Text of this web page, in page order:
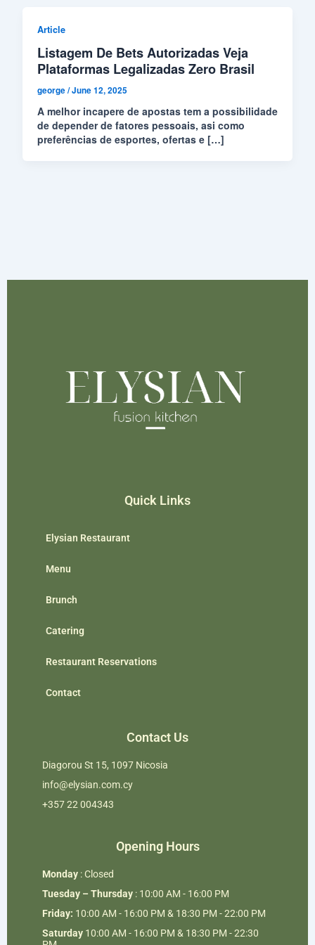
Article
Listagem De Bets Autorizadas Veja
Plataformas Legalizadas Zero Brasil
george/June 12, 2025
A melhor incapere de apostas tem a possibilidade
de depender de fatores pessoais, asi como
preferências de esportes, ofertas e […]
Quick Links
Elysian Restaurant
Menu
Brunch
Catering
Restaurant Reservations
Contact
Contact Us
Diagorou St 15, 1097 Nicosia
info@elysian.com.cy
+357 22 004343
Opening Hours
Monday : Closed
Tuesday – Thursday : 10:00 AM - 16:00 PM
Friday: 10:00 AM - 16:00 PM & 18:30 PM - 22:00 PM
Saturday 10:00 AM - 16:00 PM & 18:30 PM - 22:30